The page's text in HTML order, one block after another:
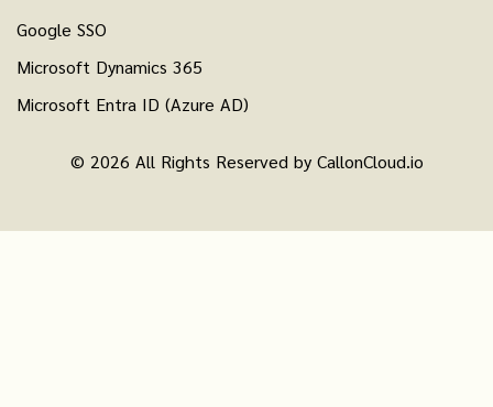
Google SSO
Microsoft Dynamics 365
Microsoft Entra ID (Azure AD)
© 2026 All Rights Reserved by CallonCloud.io